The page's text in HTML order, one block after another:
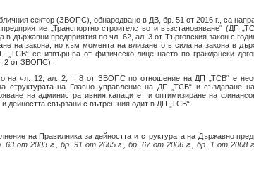
сектор (ЗВОПС), обнародвано в ДВ, бр. 51 от 2016 г., са
„Транспортно строителство и възстановяване“ (ДП
в държавни предприятия по чл. 62, ал. 3 от Търговския закон с
на закона, но към момента на влизането в сила на закона в
се извършва от физическо лице наето по граждански
2 от ЗВОПС).
на чл. 12, ал. 2, т. 8 от ЗВОПС по отношение на ДП „ТСВ“ е
структурата на Главно управление на ДП „ТСВ“ и създаване
на административния капацитет и оптимизиране на
дейността свързани с вътрешния одит в ДП „ТСВ“.
на Правилника за дейността и структурата на Държавно
от 2003 г., бр. 91 от 2005 г., бр. 67 от 2006 г., бр. 1 от 2008